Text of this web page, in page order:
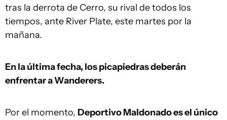
tras la derrota de Cerro, su rival de todos los
tiempos, ante River Plate, este martes por la
mañana.
En la última fecha, los picapiedras deberán
enfrentar a Wanderers.
Por el momento, Deportivo Maldonado es el único